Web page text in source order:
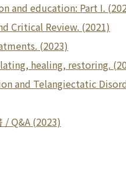
and education: Part I.
Critical Review. (2021)
(2023)
healing, restoring.
and Telangiectatic
/ Q&A (2023)